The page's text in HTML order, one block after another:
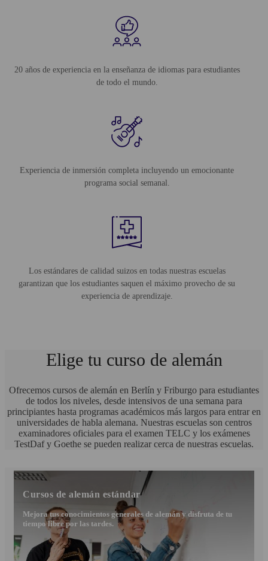
20 años de experiencia en la enseñanza de idiomas para estudiantes
de todo el mundo.
Experiencia de inmersión completa incluyendo un emocionante
programa social semanal.
Los estándares de calidad suizos en todas nuestras escuelas
garantizan que los estudiantes saquen el máximo provecho de su
experiencia de aprendizaje.
Elige tu curso de alemán
Ofrecemos cursos de alemán en Berlín y Friburgo para estudiantes
de todos los niveles, desde intensivos de una semana para
principiantes hasta programas académicos más largos para entrar en
universidades de habla alemana. Nuestras escuelas son centros
examinadores oficiales para el examen TELC y los exámenes
TestDaf y Goethe se pueden realizar cerca de nuestras escuelas.
Cursos de alemán estándar
Mejora tus conocimientos generales de alemán y disfruta de tu
tiempo libre por las tardes.